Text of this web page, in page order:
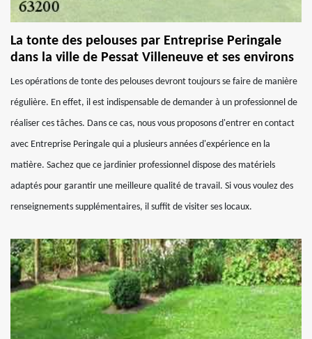
La tonte des pelouses par Entreprise Peringale
dans la ville de Pessat Villeneuve et ses environs
Les opérations de tonte des pelouses devront toujours se faire de manière
régulière. En effet, il est indispensable de demander à un professionnel de
réaliser ces tâches. Dans ce cas, nous vous proposons d'entrer en contact
avec Entreprise Peringale qui a plusieurs années d'expérience en la
matière. Sachez que ce jardinier professionnel dispose des matériels
adaptés pour garantir une meilleure qualité de travail. Si vous voulez des
renseignements supplémentaires, il suffit de visiter ses locaux.